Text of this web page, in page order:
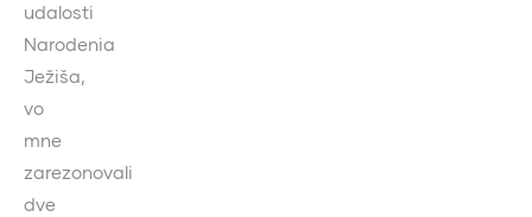
udalosti
Narodenia
Ježiša,
vo
mne
zarezonovali
dve